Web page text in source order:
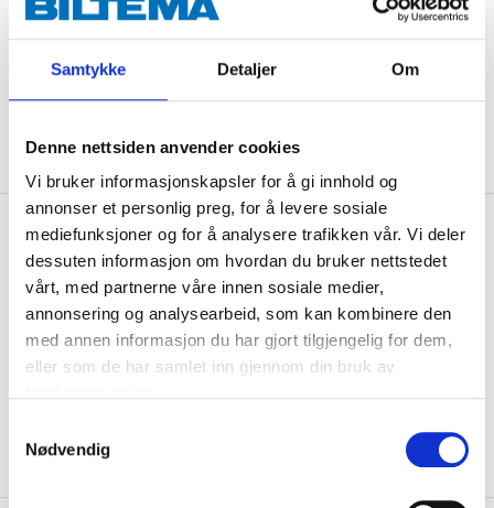
Samtykke Detaljer Om
Denne nettsiden anvender cookies
Vi bruker informasjonskapsler for å gi innhold og
annonser et personlig preg, for å levere sosiale
mediefunksjoner og for å analysere trafikken vår. Vi deler
dessuten informasjon om hvordan du bruker nettstedet
vårt, med partnerne våre innen sosiale medier,
annonsering og analysearbeid, som kan kombinere den
med annen informasjon du har gjort tilgjengelig for dem,
eller som de har samlet inn gjennom din bruk av
Nødvendig
Out of stock in all stores
Description
Mobile phone case with credit card slot on the back.
Made of imitation leather.